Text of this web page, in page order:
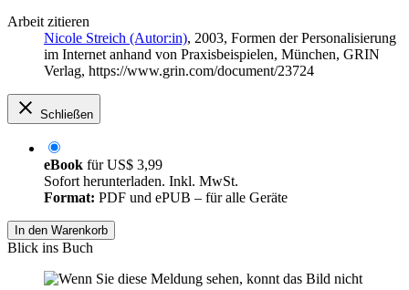
Arbeit zitieren
Nicole Streich (Autor:in), 2003, Formen der Personalisierung
im Internet anhand von Praxisbeispielen, München, GRIN
Verlag, https://www.grin.com/document/23724
Schließen
eBook fürUS$ 3,99
Sofort herunterladen. Inkl. MwSt.
Format: PDF und ePUB – für alle Geräte
In den Warenkorb
Blick ins Buch